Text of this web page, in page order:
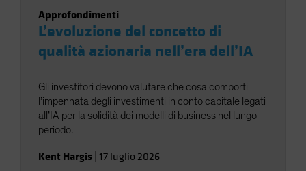
Approfondimenti
L’evoluzione del concetto di
qualità azionaria nell’era dell’IA
Gli investitori devono valutare che cosa comporti
l’impennata degli investimenti in conto capitale legati
all’IA per la solidità dei modelli di business nel lungo
periodo.
Kent Hargis 17 luglio 2026